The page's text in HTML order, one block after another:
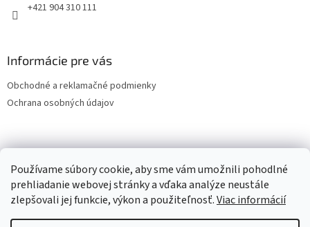
Používame súbory cookie, aby sme vám umožnili pohodlné
prehliadanie webovej stránky a vďaka analýze neustále
zlepšovali jej funkcie, výkon a použiteľnosť.Viac informácií
+421 904 310 111
Informácie pre vás
Obchodné a reklamačné podmienky
Ochrana osobných údajov